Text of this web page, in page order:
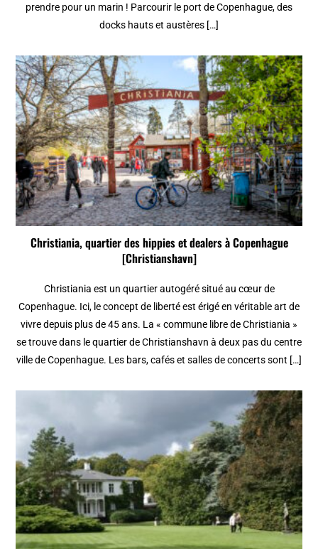
prendre pour un marin ! Parcourir le port de Copenhague, des
docks hauts et austères […]
Christiania, quartier des hippies et dealers à Copenhague
[Christianshavn]
Christiania est un quartier autogéré situé au cœur de
Copenhague. Ici, le concept de liberté est érigé en véritable art de
vivre depuis plus de 45 ans. La « commune libre de Christiania »
se trouve dans le quartier de Christianshavn à deux pas du centre
ville de Copenhague. Les bars, cafés et salles de concerts sont […]